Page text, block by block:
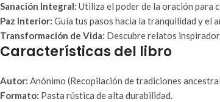
Sanación Integral: Utiliza el poder de la oración para
Paz Interior: Guía tus pasos hacia la tranquilidad y el
Transformación de Vida: Descubre relatos
Características del libro
Autor: Anónimo (Recopilación de tradiciones
Formato: Pasta rústica de alta durabilidad.